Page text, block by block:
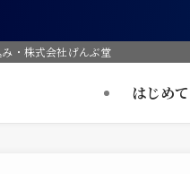
・株式会社げんぶ堂
はじめ